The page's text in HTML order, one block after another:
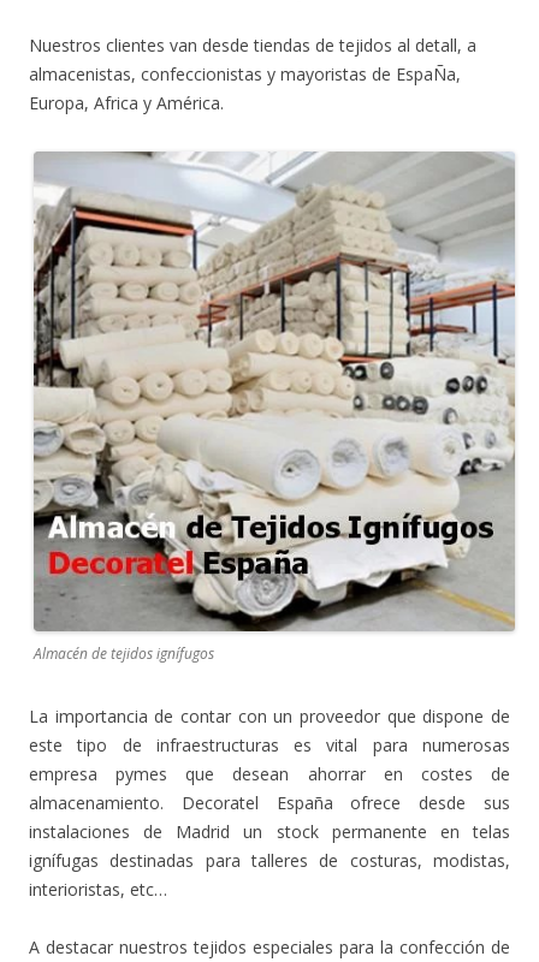
Nuestros clientes van desde tiendas de tejidos al detall, a
almacenistas, confeccionistas y mayoristas de EspaÑa,
Europa, Africa y América.
Almacén de tejidos ignífugos
La importancia de contar con un proveedor que dispone de
este tipo de infraestructuras es vital para numerosas
empresa pymes que desean ahorrar en costes de
almacenamiento. Decoratel España ofrece desde sus
instalaciones de Madrid un stock permanente en telas
ignífugas destinadas para talleres de costuras, modistas,
interioristas, etc…
A destacar nuestros tejidos especiales para la confección de